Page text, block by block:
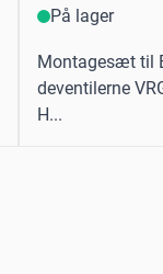
På lager
Montagesæt til
deventilerne
H...